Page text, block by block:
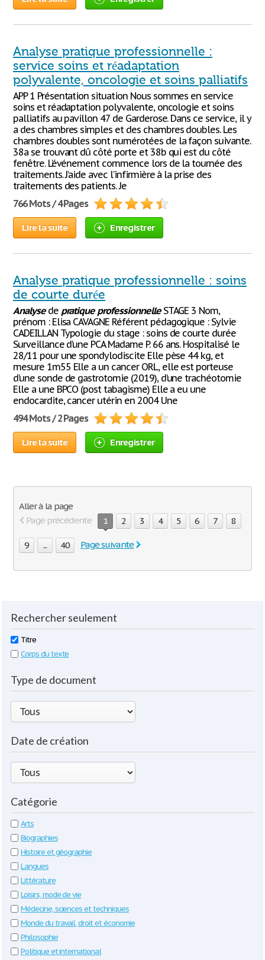
Analyse pratique professionnelle :
service soins et réadaptation
polyvalente, oncologie et soins palliatifs
APP 1 Présentation situation Nous sommes en service
soins et réadaptation polyvalente, oncologie et soins
palliatifs au pavillon 47 de Garderose. Dans ce service, il y
a des chambres simples et des chambres doubles. Les
chambres doubles sont numérotées de la façon suivante.
38a se trouvant dû côté porte et 38b qui est du côté
fenêtre. L’événement commence lors de la tournée des
traitements. J’aide avec l’infirmière à la prise des
traitements des patients. Je
766 Mots / 4 Pages
Lire la suite Enregistrer
Analyse pratique professionnelle : soins
de courte durée
Analysede pratique professionnelleSTAGE 3 Nom,
prénom : Elisa CAVAGNE Référent pédagogique : Sylvie
CADEILLAN Typologie du stage : soins de courte durée
Surveillance d’une PCA Madame P. 66 ans. Hospitalisé le
28/11 pour une spondylodiscite Elle pèse 44 kg, et
mesure 1m55 Elle a un cancer ORL, elle est porteuse
d’une sonde de gastrotomie (2019), d’une trachéotomie
Elle a une BPCO (post tabagisme) Elle a eu une
endocardite, cancer utérin en 2004 Une
494 Mots / 2 Pages
Lire la suite Enregistrer
Aller à la page
Page précédente
1 2 3 4 5 6 7 8
9 ... 40 Page suivante
Rechercher seulement
Titre
Corps du texte
Type de document
Date de création
Catégorie
Arts
Biographies
Histoire et géographie
Langues
Littérature
Loisirs, mode de vie
Médecine, sciences et techniques
Monde du travail, droit et économie
Philosophie
Politique et international